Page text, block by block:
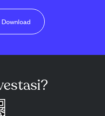
Download